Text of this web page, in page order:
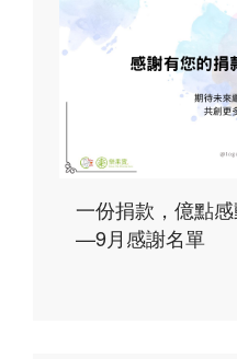
一份捐款，億點
—9月感謝名單